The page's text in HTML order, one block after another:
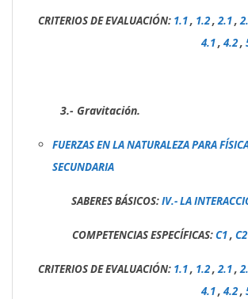
CRITERIOS DE EVALUACIÓN: 1.1, 1.2,2.1,
4.1, 4.2,
3.- Gravitación.
FUERZAS EN LA NATURALEZA PARA
SECUNDARIA
SABERES BÁSICOS:IV.- LA
COMPETENCIAS ESPECÍFICAS:C1, C2
CRITERIOS DE EVALUACIÓN: 1.1, 1.2,2.1,
4.1, 4.2,